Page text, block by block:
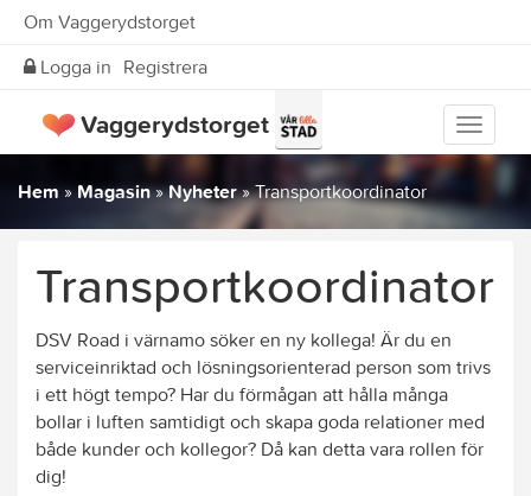
Om Vaggerydstorget
Logga in Registrera
Visa
meny
Vaggerydstorget
Hem»Magasin»Nyheter»Transportkoordinator
Transportkoordinator
DSV Road i värnamo söker en ny kollega! Är du en
serviceinriktad och lösningsorienterad person som trivs
i ett högt tempo? Har du förmågan att hålla många
bollar i luften samtidigt och skapa goda relationer med
både kunder och kollegor? Då kan detta vara rollen för
dig!